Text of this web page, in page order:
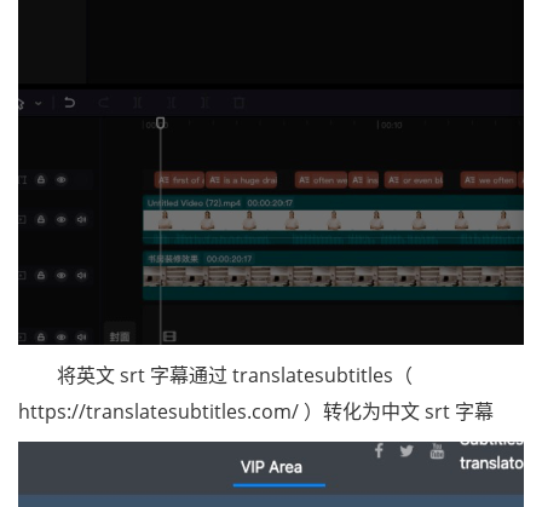
将英文 srt 字幕通过 translatesubtitles（
https://translatesubtitles.com/ ）转化为中文 srt 字幕